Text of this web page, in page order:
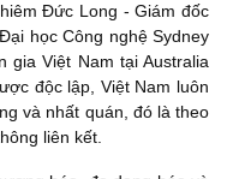
Đức Long - Giám đốc
học Công nghệ Sydney
gia Việt Nam tại Australia
độc lập, Việt Nam luôn
và nhất quán, đó là theo
liên kết.